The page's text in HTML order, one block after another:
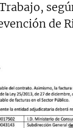
de